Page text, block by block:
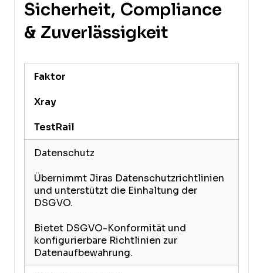
Sicherheit, Compliance
& Zuverlässigkeit
Faktor
Xray
TestRail
Datenschutz
Übernimmt Jiras Datenschutzrichtlinien
und unterstützt die Einhaltung der
DSGVO.
Bietet DSGVO-Konformität und
konfigurierbare Richtlinien zur
Datenaufbewahrung.